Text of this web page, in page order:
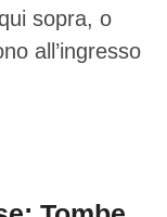
sopra, o
all’ingresso